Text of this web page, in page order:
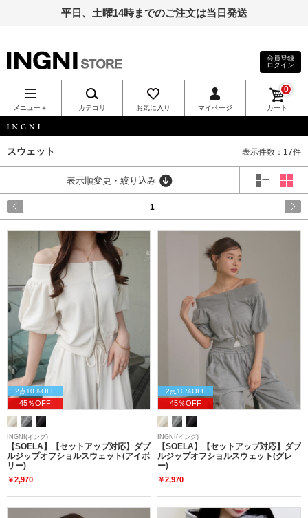
平日、土曜14時までのご注文は当日発送
INGNI（イン
グ）公式通
販｜INGNI
STORE
会員登録
ログイン
メニュー＋ カテゴリ お気に入り マイページ カート
0
スウェット 表示件数：17件
表示順変更・絞り込み
1
2点10％OFF
45％OFF
INGNI(イング)
【SOELA】【セットアップ対応】ダブ
ルジップオフショルスウェット(アイボ
リー)
￥2,970
2点10％OFF
45％OFF
INGNI(イング)
【SOELA】【セットアップ対応】ダブ
ルジップオフショルスウェット(グレ
ー)
￥2,970